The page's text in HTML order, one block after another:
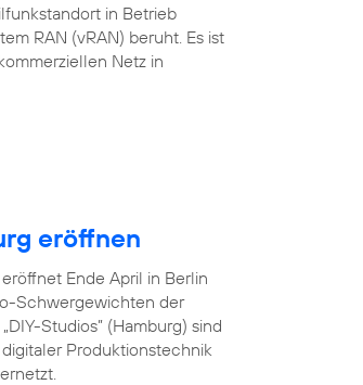
in Betrieb
RAN (vRAN) beruht. Es ist
Netz in
eröffnen
Ende April in Berlin
Schwergewichten der
Studios” (Hamburg) sind
Produktionstechnik